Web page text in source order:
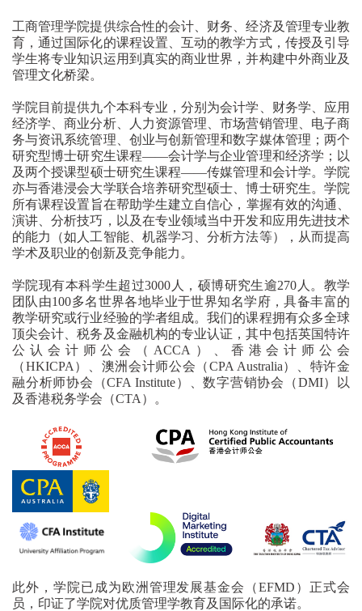
工商管理学院提供综合性的会计、财务、经济及管理专业教
育，通过国际化的课程设置、互动的教学方式，传授及 引导
学生将专业知识运用到真实的商业世界 ，并构建中外商业及
管理文化桥梁。
学院目前提供九个本科专业，分别为会计学、财务学、应用
经济学、商业分析、
人力资源管理、市场营销管理、电子商
务与资讯系统管理、创业与创新管理和数字媒体管理 ；两个
研究型博士研究生课程——会计学与企业管理和经济学； 以
及两个授课型硕士研究生课程——传媒管理和会计学。学院
亦与香港浸会大学联合培养研究型硕士、博士研究生。 学院
所有课程设置 旨在帮助学生建立自信心， 掌握有效的沟通、
演讲、分析技巧 ， 以及在专业领域当中开发和应用 先进技术
的能力
（如人工智能、机器学习、分析方法等） ， 从而提高
学术及职业的创新及竞争能力 。
学院现有本科学生超过3000 人，硕博研究生逾270 人。教学
团队由100多名世界各地毕业于世界知名学府，具备丰富的
教学研究或行业经验的学者组成。我们的课程拥有众多全球
顶尖会计、税务及金融机构的专业认证，其中包括英国特许
公认会计师公会（ACCA）、香港会计师公会
（HKICPA）、 澳洲会计师公会（CPA Australia）、 特许金
融分析师协会（CFA Institute）
、数字营销协会（DMI）以
及香港税务学会（CTA） 。
此外， 学院已成为欧洲管理发展基金会（EFMD ） 正式会
员 ，印证了学院对优质管理学教育及 国际化的承诺。